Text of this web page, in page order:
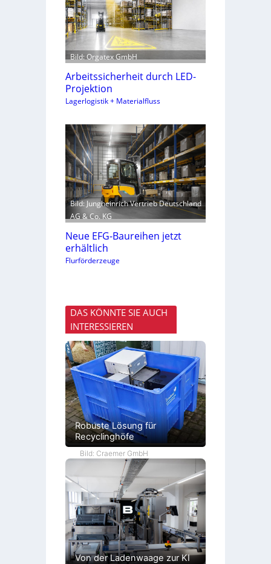
Bild: Orgatex GmbH
Arbeitssicherheit durch LED-
Projektion
Lagerlogistik + Materialfluss
Bild: Jungheinrich Vertrieb Deutschland
AG & Co. KG
Neue EFG-Baureihen jetzt
erhältlich
Flurförderzeuge
DAS KÖNNTE SIE AUCH
INTERESSIEREN
Robuste Lösung für
Recyclinghöfe
Bild: Craemer GmbH
Von der Ladenwaage zur KI